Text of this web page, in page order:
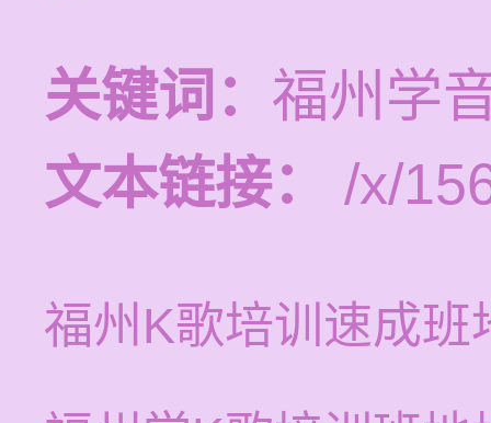
关键词： 福州学
文本链接：
/x/
福州K歌培训速成班